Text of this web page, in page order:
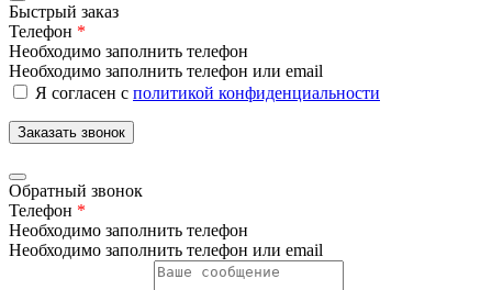
Быстрый заказ
Телефон *
Необходимо заполнить телефон
Необходимо заполнить телефон или email
Я согласен с политикой конфиденциальности
Заказать звонок
Обратный звонок
Телефон *
Необходимо заполнить телефон
Необходимо заполнить телефон или email